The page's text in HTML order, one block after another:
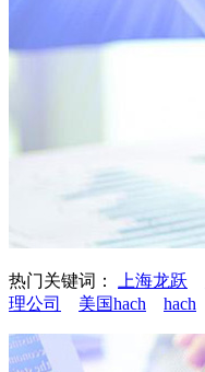
热门关键词： 上海龙跃
理公司
美国hach hach